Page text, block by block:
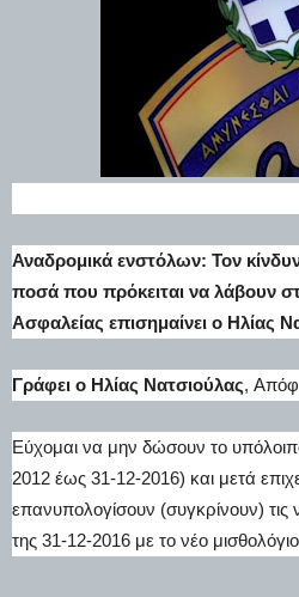
Αναδρομικά ενστόλων: Τον
ποσά που πρόκειται να λάβουν
Ασφαλείας επισημαίνει ο Ηλίας
Γράφει ο Ηλίας Νατσιούλας,
Εύχομαι να μην δώσουν το
2012 έως 31-12-2016) και μετά
επανυπολογίσουν (συγκρίνουν) τις
της 31-12-2016 με το νέο